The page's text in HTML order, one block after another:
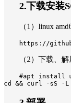
2.下载安装
（1）linux
https://
（2）下载、解
#apt install
cd && curl -sS -L